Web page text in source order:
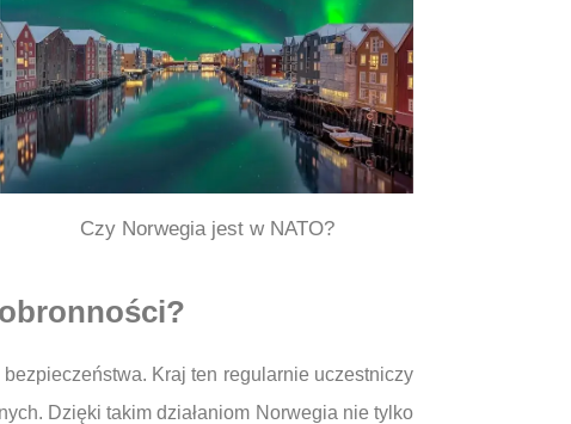
Czy Norwegia jest w NATO?
Kraj ten regularnie uczestniczy
Dzięki takim działaniom Norwegia nie tylko